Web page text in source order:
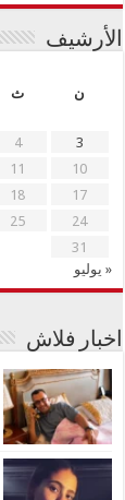
الأرشيف
ن
ث
3
4
10
11
17
18
24
25
31
« يوليو
اخبار فلاش